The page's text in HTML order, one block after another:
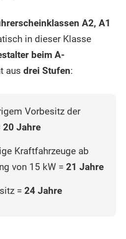
A2, A1
in dieser Klasse
beim A-
aus drei Stufen:
Vorbesitz der
20 Jahre
Kraftfahrzeuge ab
von 15 kW = 21 Jahre
= 24 Jahre